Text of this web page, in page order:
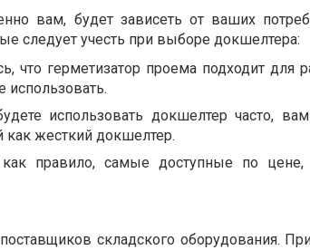
вам, будет зависеть от ваших
следует учесть при выборе докшелтера:
что герметизатор проема подходит для
использовать.
использовать докшелтер часто,
как жесткий докшелтер.
правило, самые доступные по цене,
складского оборудования.